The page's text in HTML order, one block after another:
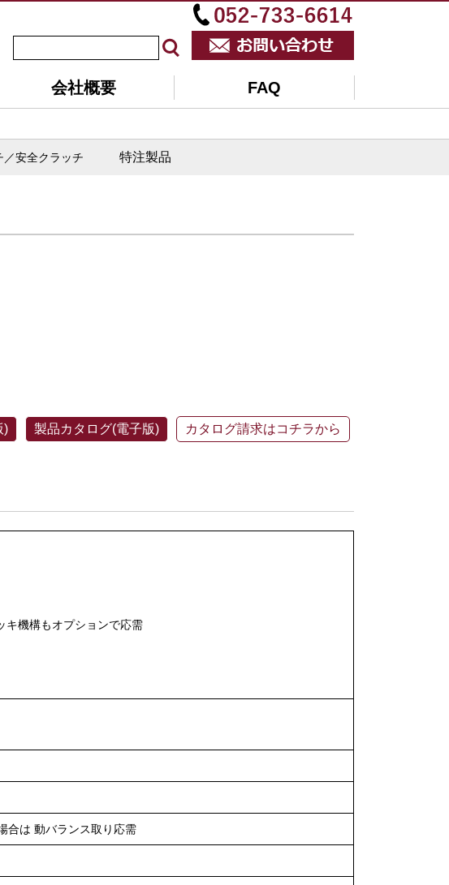
会社概要 FAQ
／安全クラッチ 特注製品
) 製品カタログ(電子版) カタログ請求はコチラから
キ機構もオプションで応需
合は 動バランス取り応需